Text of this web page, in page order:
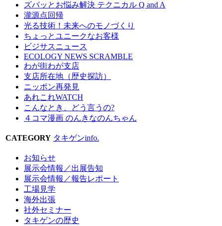
ズバッとお悩み解決 テクニカル Q and A
瀧源点回帰
光る技術！未来へのモノづくり
ちょっとユニークなお客様
ビジサスニュース
ECOLOGY NEWS SCRAMBLE
わが街わが支店
支店所在地（歴史探訪）
ニッポン再発見
あれこれWATCH
こんなとき、どう言うの?
４コマ漫画 のんきなのんちゃん
CATEGORY タキゲンinfo.
お知らせ
展示会情報／出展告知
展示会情報／報告レポート
工場見学
海外出張
社外セミナー
タキゲンの歴史